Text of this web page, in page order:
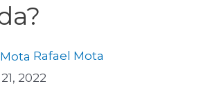
Rafael Mota
2022